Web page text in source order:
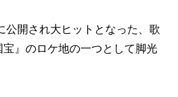
開され大ヒットとなった、歌
』のロケ地の一つとして脚光